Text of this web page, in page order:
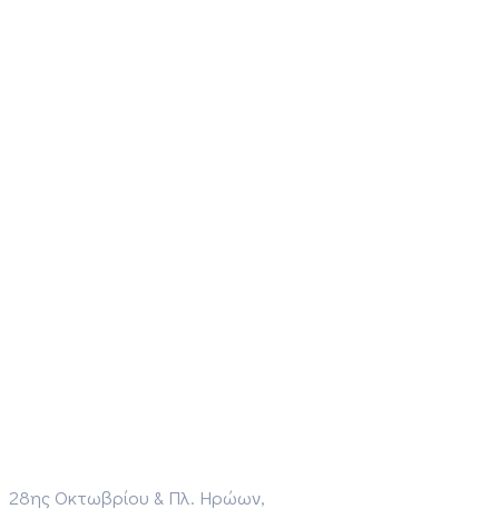
28ης Οκτωβρίου & Πλ. Ηρώων,